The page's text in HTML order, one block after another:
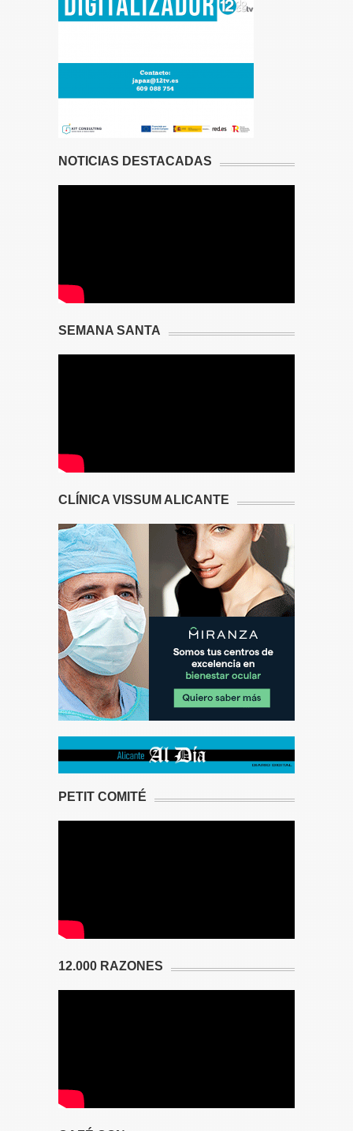
NOTICIAS DESTACADAS
SEMANA SANTA
CLÍNICA VISSUM ALICANTE
PETIT COMITÉ
12.000 RAZONES